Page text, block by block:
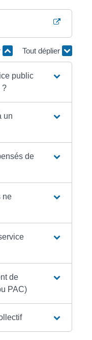
Tout déplier
public
?
un
de
ne
de
PAC)